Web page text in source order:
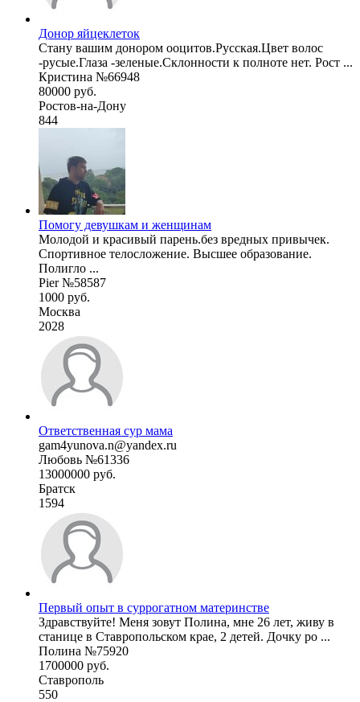
Донор яйцеклеток
Стану вашим донором ооцитов.Русская.Цвет волос
-русые.Глаза -зеленые.Склонности к полноте нет. Рост ...
Кристина №66948
80000 руб.
Ростов-на-Дону
844
Помогу девушкам и женщинам
Молодой и красивый парень.без вредных привычек.
Спортивное телосложение. Высшее образование.
Полигло ...
Pier №58587
1000 руб.
Москва
2028
Ответственная сур мама
gam4yunova.n@yandex.ru
Любовь №61336
13000000 руб.
Братск
1594
Первый опыт в суррогатном материнстве
Здравствуйте! Меня зовут Полина, мне 26 лет, живу в
станице в Ставропольском крае, 2 детей. Дочку ро ...
Полина №75920
1700000 руб.
Ставрополь
550